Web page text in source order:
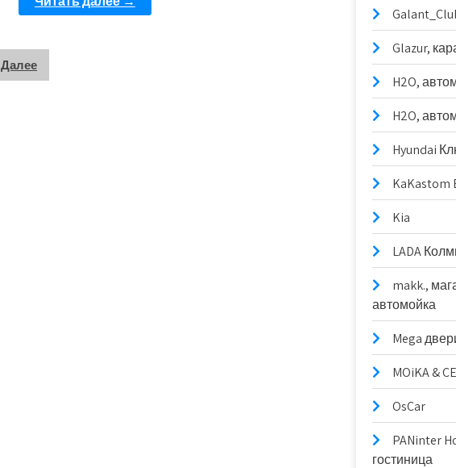
Далее
Glazur,
H2O,
H2O,
Hyundai
KaKastom
Kia
LADA
makk.,
автомойка
Mega
MOiKA &
OsCar
PANinter
гостиница